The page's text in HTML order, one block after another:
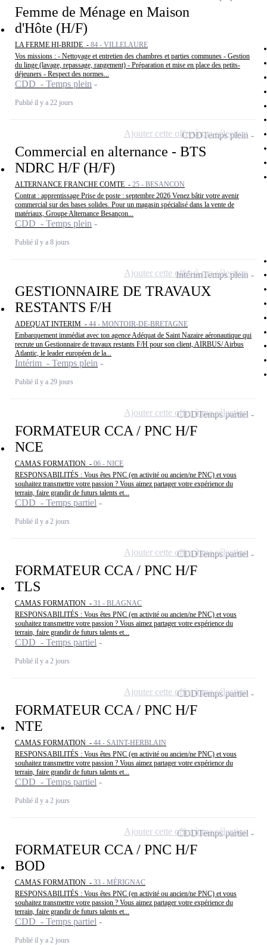
Femme de Ménage en Maison
d'Hôte (H/F)
LA FERME HI-BRIDE - 84 - VILLELAURE
Vos missions : - Nettoyage et entretien des chambres et parties communes - Gestion
du linge (lavage, repassage, rangement) - Préparation et mise en place des petits-
déjeuners - Respect des normes...
CDD - Temps plein
Publié il y a 22 jours
Commercial en alternance - BTS
NDRC H/F (H/F)
ALTERNANCE FRANCHE COMTE - 25 - BESANCON
Contrat : apprentissage Prise de poste : septembre 2026 Venez bâtir votre avenir
commercial sur des bases solides. Pour un magasin spécialisé dans la vente de
matériaux, Groupe Alternance Besançon...
CDD - Temps plein
Publié il y a 8 jours
CDDTemps plein
Ajouter cette offre à ma sélection
GESTIONNAIRE DE TRAVAUX
RESTANTS F/H
ADEQUAT INTERIM - 44 - MONTOIR-DE-BRETAGNE
Embarquement immédiat avec ton agence Adéquat de Saint Nazaire aéronautique qui
recrute un Gestionnaire de travaux restants F/H pour son client, AIRBUS/ Airbus
Atlantic, le leader européen de la...
Intérim - Temps plein
Publié il y a 29 jours
IntérimTemps plein
Ajouter cette offre à ma sélection
FORMATEUR CCA / PNC H/F
NCE
CAMAS FORMATION - 06 - NICE
RESPONSABILITÉS : Vous êtes PNC (en activité ou ancien/ne PNC) et vous
souhaitez transmettre votre passion ? Vous aimez partager votre expérience du
terrain, faire grandir de futurs talents et...
CDD - Temps partiel
Publié il y a 2 jours
CDDTemps partiel
Ajouter cette offre à ma sélection
FORMATEUR CCA / PNC H/F
TLS
CAMAS FORMATION - 31 - BLAGNAC
RESPONSABILITÉS : Vous êtes PNC (en activité ou ancien/ne PNC) et vous
souhaitez transmettre votre passion ? Vous aimez partager votre expérience du
terrain, faire grandir de futurs talents et...
CDD - Temps partiel
Publié il y a 2 jours
CDDTemps partiel
Ajouter cette offre à ma sélection
FORMATEUR CCA / PNC H/F
NTE
CAMAS FORMATION - 44 - SAINT-HERBLAIN
RESPONSABILITÉS : Vous êtes PNC (en activité ou ancien/ne PNC) et vous
souhaitez transmettre votre passion ? Vous aimez partager votre expérience du
terrain, faire grandir de futurs talents et...
CDD - Temps partiel
Publié il y a 2 jours
CDDTemps partiel
Ajouter cette offre à ma sélection
FORMATEUR CCA / PNC H/F
BOD
CAMAS FORMATION - 33 - MÉRIGNAC
RESPONSABILITÉS : Vous êtes PNC (en activité ou ancien/ne PNC) et vous
souhaitez transmettre votre passion ? Vous aimez partager votre expérience du
terrain, faire grandir de futurs talents et...
CDD - Temps partiel
Publié il y a 2 jours
CDDTemps partiel
Ajouter cette offre à ma sélection